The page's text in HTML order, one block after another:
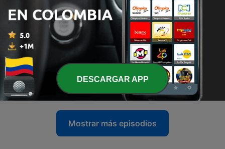
29 - EL ALMA DE SIRENA - Emilia Pardo Bazán
09 mayo 2023
28 - LA ÚLTIMA HOJA - O. Henry
21 abr. 2023
27 - MINUÉ - Guy de Maupassant
21 abr. 2023
Mostrar más episodios
DESCARGAR APP